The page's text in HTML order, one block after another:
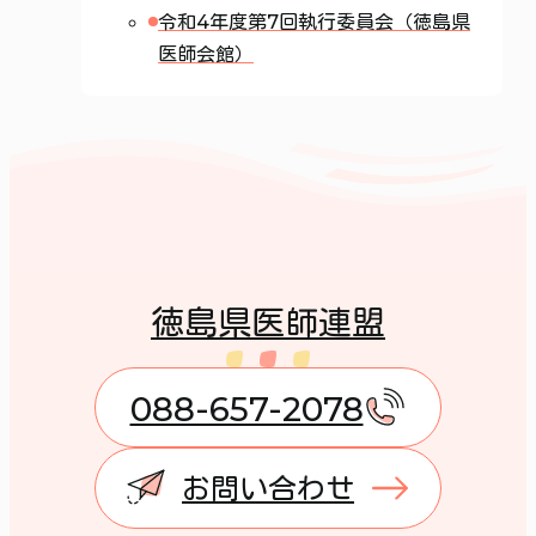
令和4年度第7回執行委員会（徳島県
医師会館）
徳島県医師連盟
088-657-2078
お問い合わせ